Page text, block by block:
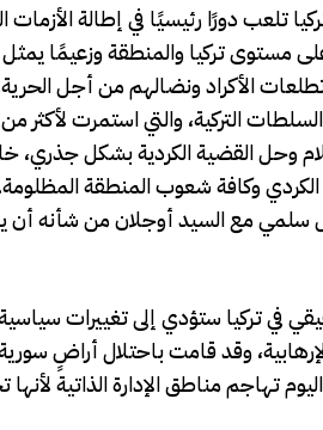
تلعب دورًا رئيسيًا في إطالة
مستوى تركيا والمنطقة وزعيمًا
الأكراد ونضالهم من أجل
التركية، والتي استمرت
وحل القضية الكردية بشكل جذري،
وكافة شعوب المنطقة المظلومة.
سلمي مع السيد أوجلان من شأنه
في تركيا ستؤدي إلى تغييرات
وقد قامت باحتلال أراضٍ
تهاجم مناطق الإدارة الذاتية